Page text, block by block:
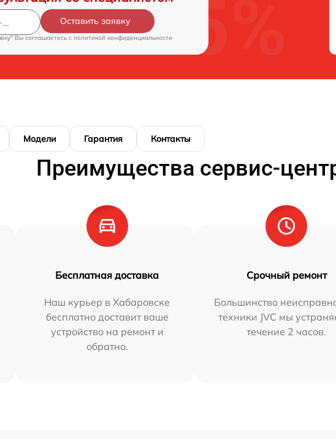
Оставить заявку
Вы соглашаетесь c политикой конфиденциальности
Модели Гарантия Контакты
Преимущества сервис-
Бесплатная доставка
Наш курьер в Хабаровске
бесплатно доставит ваше
устройство на ремонт и
обратно.
Срочный ремонт
Большинство
техники JVC мы
течение 2 часов.